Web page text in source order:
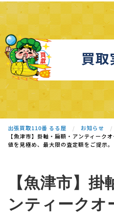
買
出張買取110番 るる屋
お知らせ
【魚津市】掛軸・扁額・アンティーク
値を見極め、最大限の査定額をご提示。
【魚津市】掛
ンティークオ